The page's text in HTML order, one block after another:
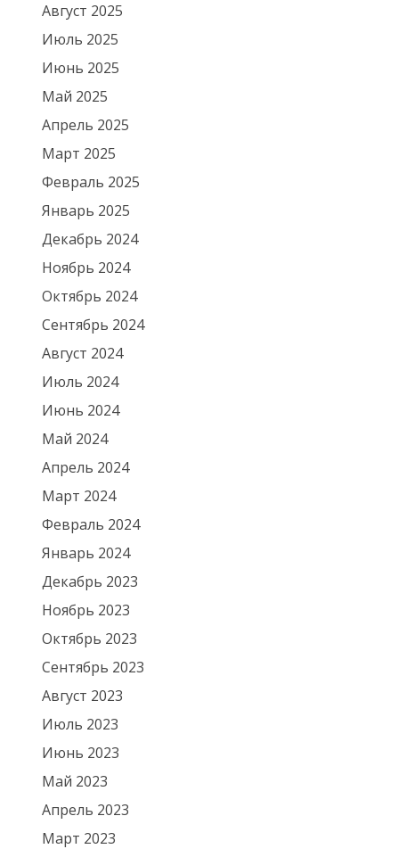
Август 2025
Июль 2025
Июнь 2025
Май 2025
Апрель 2025
Март 2025
Февраль 2025
Январь 2025
Декабрь 2024
Ноябрь 2024
Октябрь 2024
Сентябрь 2024
Август 2024
Июль 2024
Июнь 2024
Май 2024
Апрель 2024
Март 2024
Февраль 2024
Январь 2024
Декабрь 2023
Ноябрь 2023
Октябрь 2023
Сентябрь 2023
Август 2023
Июль 2023
Июнь 2023
Май 2023
Апрель 2023
Март 2023